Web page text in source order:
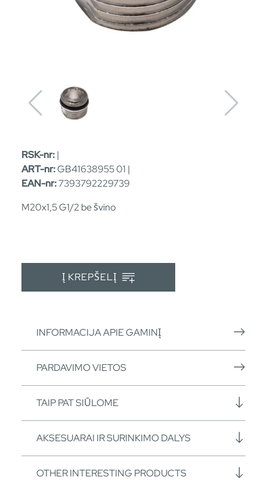
RSK-nr:|
ART-nr:GB41638955 01 |
EAN-nr:7393792229739
M20x1,5 G1/2 be švino
Į KREPŠELĮ
INFORMACIJA APIE GAMINĮ
PARDAVIMO VIETOS
TAIP PAT SIŪLOME
AKSESUARAI IR SURINKIMO DALYS
OTHER INTERESTING PRODUCTS